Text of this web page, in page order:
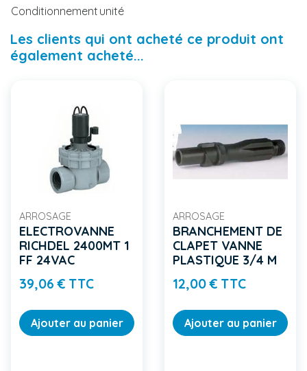
Conditionnement unité
Les clients qui ont acheté ce produit ont
également acheté...
ARROSAGE
ELECTROVANNE
RICHDEL 2400MT 1
FF 24VAC
39,06 € TTCPrix
Ajouter au panier
ARROSAGE
BRANCHEMENT DE
CLAPET VANNE
PLASTIQUE 3/4 M
12,00 € TTCPrix
Ajouter au panier